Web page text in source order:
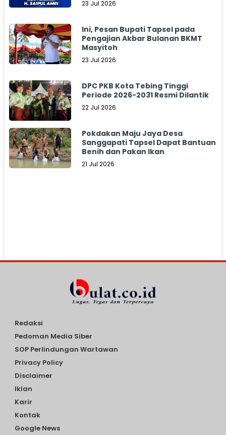
23 Jul 2026
Ini, Pesan Bupati Tapsel pada
Pengajian Akbar Bulanan BKMT
Masyitoh
23 Jul 2026
DPC PKB Kota Tebing Tinggi
Periode 2026-2031 Resmi Dilantik
22 Jul 2026
Pokdakan Maju Jaya Desa
Sanggapati Tapsel Dapat Bantuan
Benih dan Pakan Ikan
21 Jul 2026
Redaksi
Pedoman Media Siber
SOP Perlindungan Wartawan
Privacy Policy
Disclaimer
Iklan
Karir
Kontak
Google News